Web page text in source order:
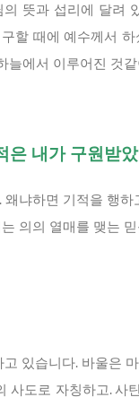
뜻과 섭리에 달려
때에 예수께서
에서 이루어진 것
내가 구원받
냐하면 기적을 행
의의 열매를 맺는
있습니다. 바울은
사도로 자칭하고.